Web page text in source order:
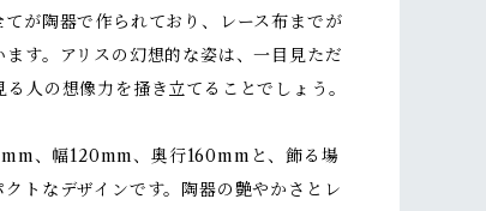
てが陶器で作られており、レース布までが
す。アリスの幻想的な姿は、一目見ただ
人の想像力を掻き立てることでしょう。
、幅120mm、奥行160mmと、飾る場
トなデザインです。陶器の艶やかさとレ